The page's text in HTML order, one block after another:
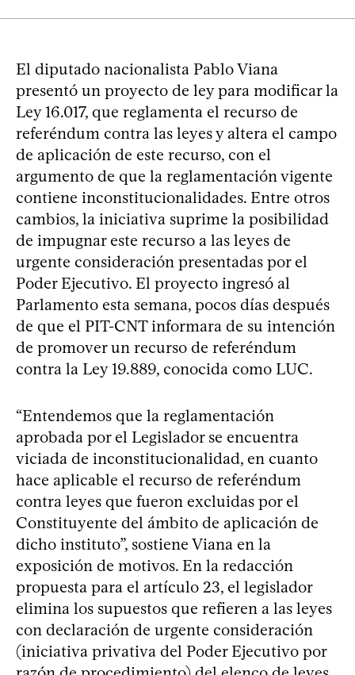
El diputado nacionalista Pablo Viana
presentó un proyecto de ley para modificar la
Ley 16.017, que reglamenta el recurso de
referéndum contra las leyes y altera el campo
de aplicación de este recurso, con el
argumento de que la reglamentación vigente
contiene inconstitucionalidades. Entre otros
cambios, la iniciativa suprime la posibilidad
de impugnar este recurso a las leyes de
urgente consideración presentadas por el
Poder Ejecutivo. El proyecto ingresó al
Parlamento esta semana, pocos días después
de que el PIT-CNT informara de su intención
de promover un recurso de referéndum
contra la Ley 19.889, conocida como LUC.
“Entendemos que la reglamentación
aprobada por el Legislador se encuentra
viciada de inconstitucionalidad, en cuanto
hace aplicable el recurso de referéndum
contra leyes que fueron excluidas por el
Constituyente del ámbito de aplicación de
dicho instituto”, sostiene Viana en la
exposición de motivos. En la redacción
propuesta para el artículo 23, el legislador
elimina los supuestos que refieren a las leyes
con declaración de urgente consideración
(iniciativa privativa del Poder Ejecutivo por